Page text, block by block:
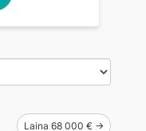
Laina 68 000 € →